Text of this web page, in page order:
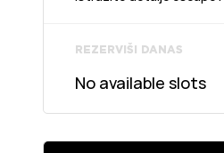
REZERVIŠI DANAS
No available slots